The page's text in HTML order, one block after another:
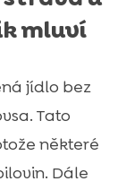
mluví
jídlo bez
Tato
některé
Dále